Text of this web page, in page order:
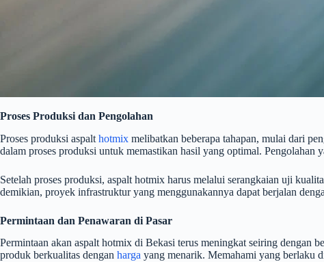
Proses Produksi dan Pengolahan
Proses produksi aspalt hotmix melibatkan beberapa tahapan, mulai dari
dalam proses produksi untuk memastikan hasil yang optimal. Pengolahan
Setelah proses produksi, aspalt hotmix harus melalui serangkaian uji
demikian, proyek infrastruktur yang menggunakannya dapat berjalan
Permintaan dan Penawaran di Pasar
Permintaan akan aspalt hotmix di Bekasi terus meningkat seiring dengan
produk berkualitas dengan harga yang menarik. Memahami yang berlaku